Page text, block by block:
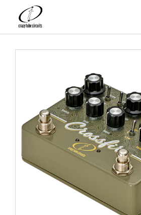
ABOUT
ARTISTS
MOVIES
NEWS
SUPPORT